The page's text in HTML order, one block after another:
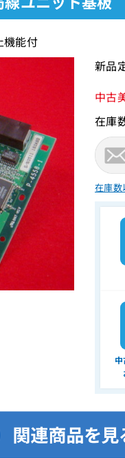
能付
新品
中古
在庫
在庫数